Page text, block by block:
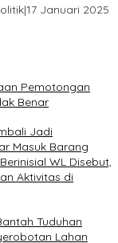
|17 Januari 2025
Pemotongan
Benar
Jadi
Masuk Barang
WL Disebut,
Aktivitas di
Tuduhan
Lahan